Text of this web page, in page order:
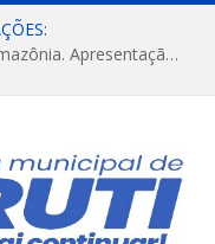
FESTRIBAL 2026 – No Coração da Amazônia. Apresentação da Munduruku.